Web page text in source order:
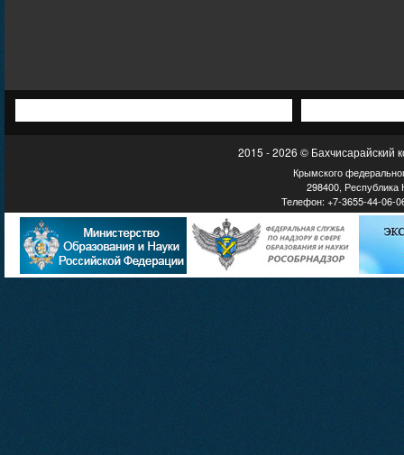
2015 - 2026 © Бахчисарайский
Крымского
298400, Республика
Телефон: +7-3655-44-06-